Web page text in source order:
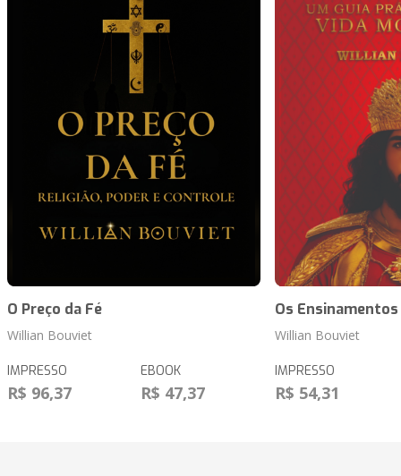
O Preço da Fé
Willian Bouviet
IMPRESSO
R$ 96,37
EBOOK
R$ 47,37
Os
Willian Bouviet
IMPRESSO
R$ 54,31